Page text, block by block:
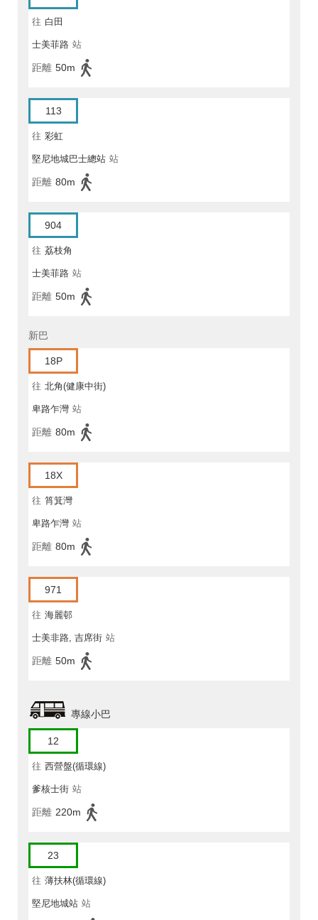
往 白田
士美菲路 站
距離 50m
113
往 彩虹
堅尼地城巴士總站 站
距離 80m
904
往 荔枝角
士美菲路 站
距離 50m
新巴
18P
往 北角(健康中街)
卑路乍灣 站
距離 80m
18X
往 筲箕灣
卑路乍灣 站
距離 80m
971
往 海麗邨
士美非路, 吉席街 站
距離 50m
專線小巴
12
往 西營盤(循環線)
爹核士街 站
距離 220m
23
往 薄扶林(循環線)
堅尼地城站 站